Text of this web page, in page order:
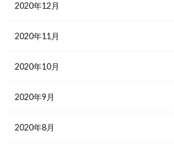
2020年12月
2020年11月
2020年10月
2020年9月
2020年8月